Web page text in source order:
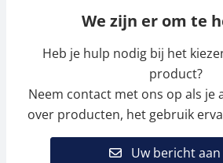
We zijn er om te
Heb je hulp nodig bij het
product?
Neem contact met ons op als je
over producten, het gebruik
Uw bericht